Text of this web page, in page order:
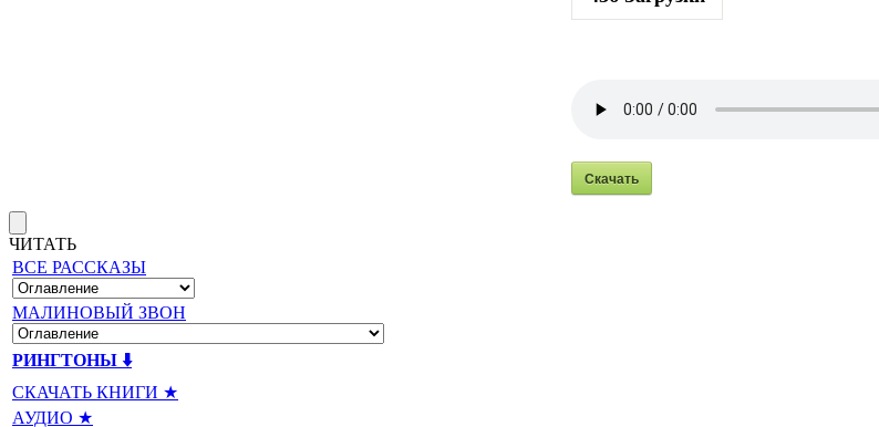
Скачать
ЧИТАТЬ
ВСЕ РАССКАЗЫ
МАЛИНОВЫЙ ЗВОН
РИНГТОНЫ ⬇️
СКАЧАТЬ КНИГИ ★
АУДИО ★